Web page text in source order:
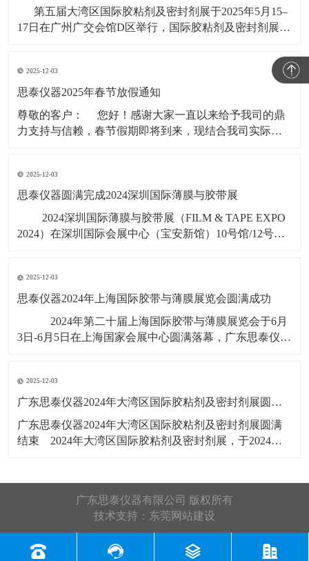
第五届大湾区国际胶粘剂及密封剂展于2025年5月15–
17日在广州广交会馆D区举行，国际胶粘剂及密封剂展
1997年，系列展会每年在广州、上海举行，是全球知名
的高性能粘接材料展会品牌，
2025-12-03
思泰仪器2025年春节放假通知
​尊敬的客户： 您好！感谢大家一直以来给予我司的鼎
力支持与信赖，春节假期即将到来，现结合我司实际情
2025-12-03
思泰仪器圆满完成2024深圳国际薄膜与胶带展
​ 2024深圳国际薄膜与胶带展（FILM & TAPE EXPO
2024）在深圳国际会展中心（宝安新馆）10号馆/12号
2025-12-03
思泰仪器2024年上海国际胶带与薄膜展览会圆满成功
​ ​2024年第二十届上海国际胶带与薄膜展览会于6月
3日-6月5日在上海国家会展中心圆满落幕，广东思泰仪器
2025-12-03
​广东思泰仪器2024年大湾区国际胶粘剂及密封剂展圆满结束​
​广东思泰仪器2024年大湾区国际胶粘剂及密封剂展圆满
结束​ 2024年大湾区国际胶粘剂及密封剂展，于2024年5
广东思泰仪器有限公司 版权所有
技术支持： 东莞网站建设